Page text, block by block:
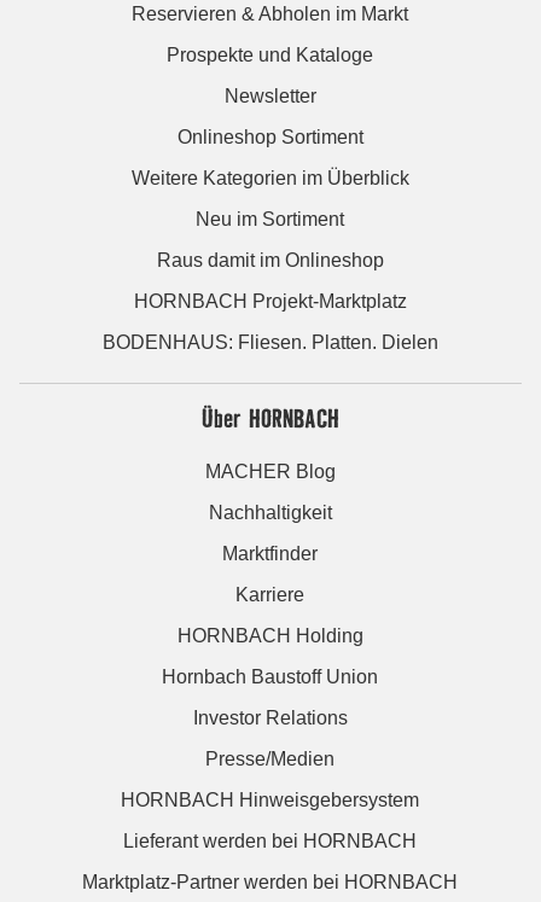
Reservieren & Abholen im Markt
Prospekte und Kataloge
Newsletter
Onlineshop Sortiment
Weitere Kategorien im Überblick
Neu im Sortiment
Raus damit im Onlineshop
HORNBACH Projekt-Marktplatz
BODENHAUS: Fliesen. Platten. Dielen
Über HORNBACH
MACHER Blog
Nachhaltigkeit
Marktfinder
Karriere
HORNBACH Holding
Hornbach Baustoff Union
Investor Relations
Presse/Medien
HORNBACH Hinweisgebersystem
Lieferant werden bei HORNBACH
Marktplatz-Partner werden bei HORNBACH